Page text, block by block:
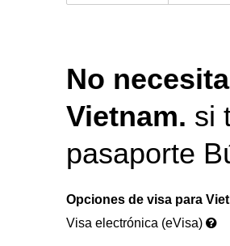
No
Vietnam. si
pasaporte
Opciones de visa para
Visa electrónica (eVisa)